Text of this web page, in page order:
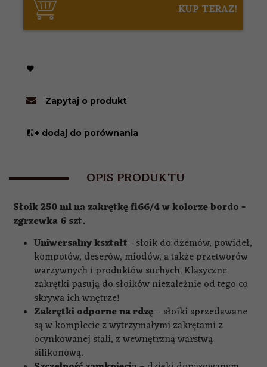
KUP TERAZ!
Zapytaj o produkt
+ dodaj do porównania
OPIS PRODUKTU
Słoik 250 ml na zakrętkę fi66/4 w kolorze bordo -
zgrzewka 6 szt.
Uniwersalny kształt- słoik do dżemów, powideł,
kompotów, deserów, miodów, a także przetworów
warzywnych i produktów suchych. Klasyczne
zakrętki pasują do słoików niezależnie od tego co
skrywa ich wnętrze!​
Zakrętki odporne na rdzę– słoiki sprzedawane
są w komplecie z wytrzymałymi zakrętami z
ocynkowanej stali, z wewnętrzną warstwą
silikonową.